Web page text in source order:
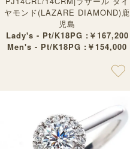
ヤモンド(LAZARE DIAMOND)鹿
児島
Lady's - Pt/K18PG :￥167,200
Men's - Pt/K18PG :￥154,000